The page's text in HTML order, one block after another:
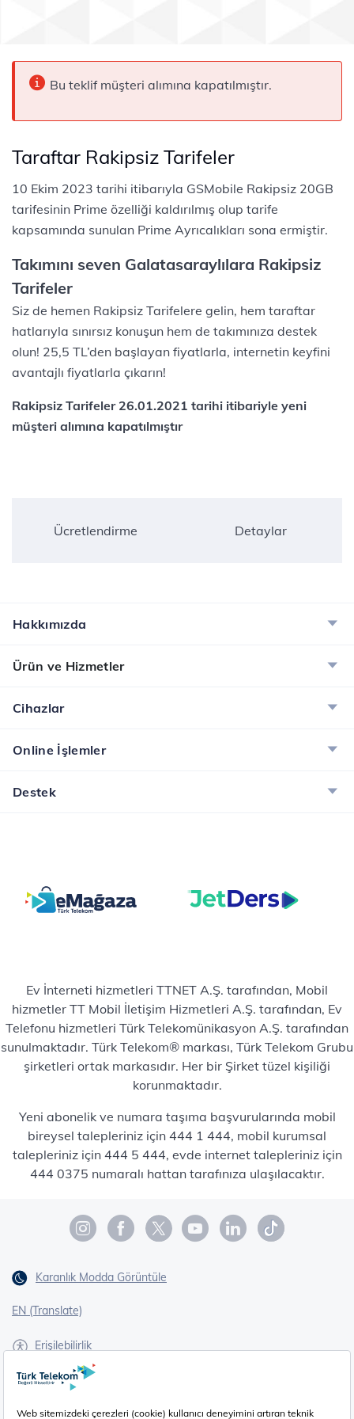
Bu teklif müşteri alımına kapatılmıştır.
Taraftar Rakipsiz Tarifeler
10 Ekim 2023 tarihi itibarıyla GSMobile Rakipsiz 20GB
tarifesinin Prime özelliği kaldırılmış olup tarife
kapsamında sunulan Prime Ayrıcalıkları sona ermiştir.​
Takımını seven Galatasaraylılara Rakipsiz
Tarifeler
Siz de hemen Rakipsiz Tarifelere gelin, hem taraftar
hatlarıyla sınırsız konuşun hem de takımınıza destek
olun! 25,5 TL’den başlayan fiyatlarla, internetin keyfini
avantajlı fiyatlarla çıkarın!​
Rakipsiz Tarifeler 26.01.2021 tarihi itibariyle yeni
müşteri alımına kapatılmıştır
Ücretlendirme Detaylar
Hakkımızda
Ürün ve Hizmetler
Cihazlar
Online İşlemler
Destek
Ev İnterneti hizmetleri TTNET A.Ş. tarafından, Mobil
hizmetler TT Mobil İletişim Hizmetleri A.Ş. tarafından, Ev
Telefonu hizmetleri Türk Telekomünikasyon A.Ş. tarafından
sunulmaktadır. Türk Telekom® markası, Türk Telekom Grubu
şirketleri ortak markasıdır. Her bir Şirket tüzel kişiliği
korunmaktadır.
Yeni abonelik ve numara taşıma başvurularında mobil
bireysel talepleriniz için 444 1 444, mobil kurumsal
talepleriniz için 444 5 444, evde internet talepleriniz için
444 0375 numaralı hattan tarafınıza ulaşılacaktır.
Karanlık Modda Görüntüle
EN (Translate)
Erişilebilirlik
İşaret Dili Çevirisi